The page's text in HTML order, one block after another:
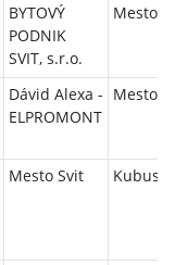
BYTOVÝ
PODNIK
SVIT, s.r.o.
Mesto
Dávid Alexa -
ELPROMONT
Mesto
Mesto Svit Kubus